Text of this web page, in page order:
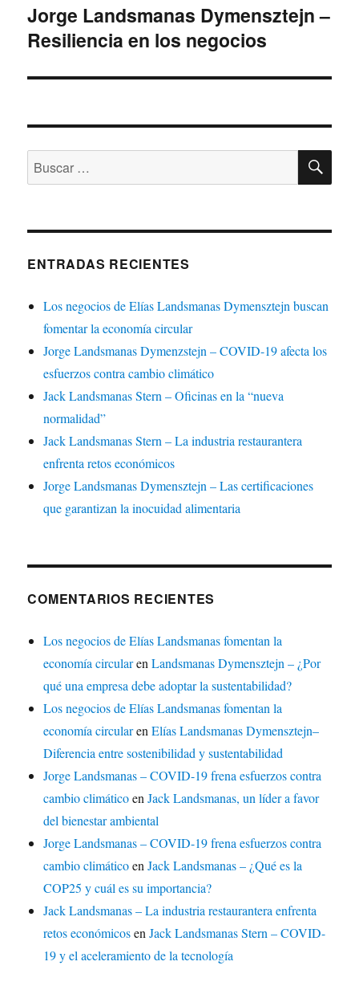
Siguiente
entrada:
Jorge Landsmanas Dymensztejn –
Resiliencia en los negocios
Buscar
por:
ENTRADAS RECIENTES
Los negocios de Elías Landsmanas Dymensztejn buscan
fomentar la economía circular
Jorge Landsmanas Dymenzstejn – COVID-19 afecta los
esfuerzos contra cambio climático
Jack Landsmanas Stern – Oficinas en la “nueva
normalidad”
Jack Landsmanas Stern – La industria restaurantera
enfrenta retos económicos
Jorge Landsmanas Dymensztejn – Las certificaciones
que garantizan la inocuidad alimentaria
COMENTARIOS RECIENTES
Los negocios de Elías Landsmanas fomentan la
economía circularenLandsmanas Dymensztejn – ¿Por
qué una empresa debe adoptar la sustentabilidad?
Los negocios de Elías Landsmanas fomentan la
economía circularenElías Landsmanas Dymensztejn–
Diferencia entre sostenibilidad y sustentabilidad
Jorge Landsmanas – COVID-19 frena esfuerzos contra
cambio climáticoenJack Landsmanas, un líder a favor
del bienestar ambiental
Jorge Landsmanas – COVID-19 frena esfuerzos contra
cambio climáticoenJack Landsmanas – ¿Qué es la
COP25 y cuál es su importancia?
Jack Landsmanas – La industria restaurantera enfrenta
retos económicosenJack Landsmanas Stern – COVID-
19 y el aceleramiento de la tecnología